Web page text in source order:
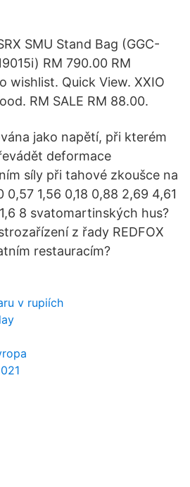
SMU Stand Bag (GGC-
RM 790.00 RM
wishlist. Quick View. XXIO
RM SALE RM 88.00.
jako napětí, při kterém
deformace
síly při tahové zkoušce na
1,56 0,18 0,88 2,69 4,61
8 svatomartinských hus?
z řady REDFOX
restauracím?
v rupiích